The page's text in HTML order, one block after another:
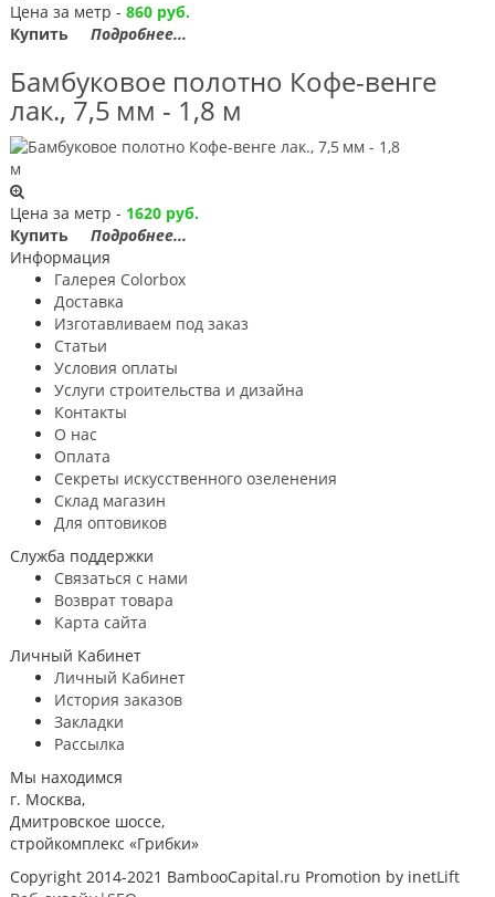
Цена за метр - 860 руб.
Купить
Подробнее...
Бамбуковое полотно Кофе-венге
лак., 7,5 мм - 1,8 м
Цена за метр - 1620 руб.
Купить
Подробнее...
Информация
Галерея Colorbox
Доставка
Изготавливаем под заказ
Статьи
Условия оплаты
Услуги строительствa и дизайнa
Контакты
О нас
Оплата
Секреты искусственного озеленения
Склад магазин
Для оптовиков
Служба поддержки
Связаться с нами
Возврат товара
Карта сайта
Личный Кабинет
Личный Кабинет
История заказов
Закладки
Рассылка
Мы находимся
г. Москва,
Дмитровское шоссе,
стройкомплекс «Грибки»
Copyright 2014-2021 BambooCapital.ru Promotion by inetLift